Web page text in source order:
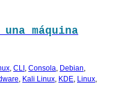
máquina
, CLI , Consola, Debian,
, Kali Linux, KDE, Linux,